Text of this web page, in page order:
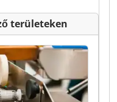
területeken